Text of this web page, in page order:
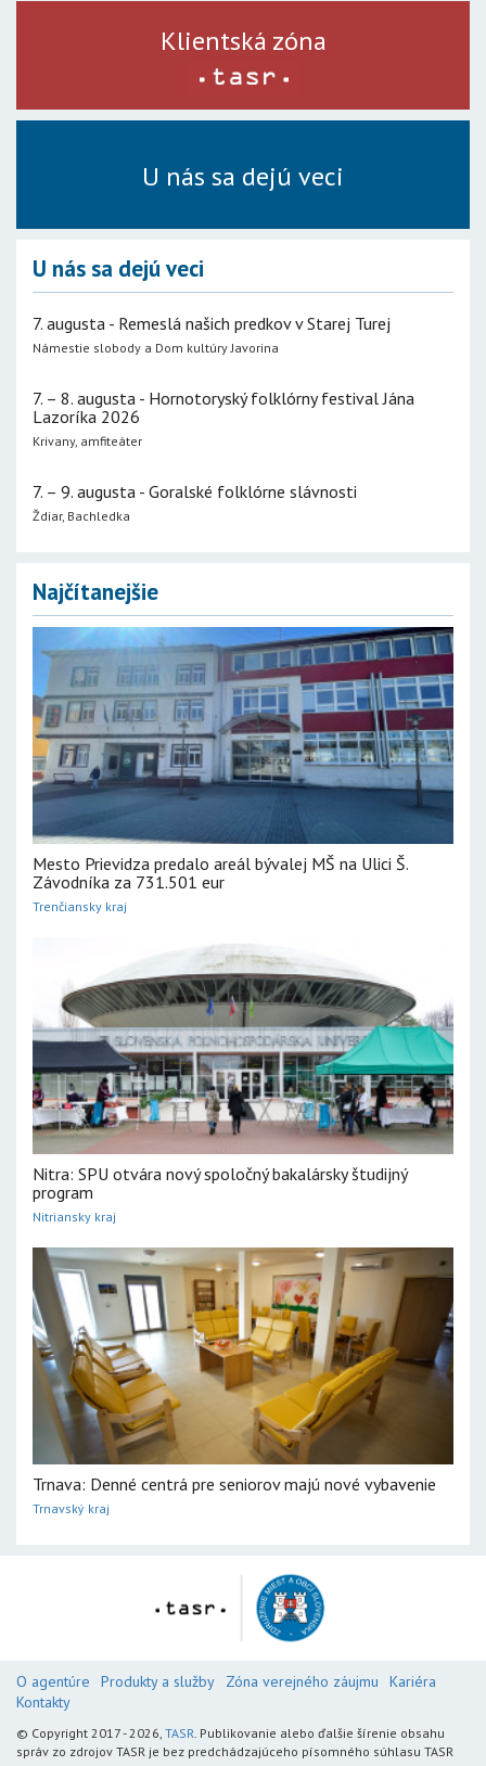
Klientská zóna
U nás sa dejú veci
U nás sa dejú veci
7. augusta - Remeslá našich predkov v Starej Turej
Námestie slobody a Dom kultúry Javorina
7. – 8. augusta - Hornotoryský folklórny festival Jána
Lazoríka 2026
Krivany, amfiteáter
7. – 9. augusta - Goralské folklórne slávnosti
Ždiar, Bachledka
Najčítanejšie
Mesto Prievidza predalo areál bývalej MŠ na Ulici Š.
Závodníka za 731.501 eur
Trenčiansky kraj
Nitra: SPU otvára nový spoločný bakalársky študijný
program
Nitriansky kraj
Trnava: Denné centrá pre seniorov majú nové vybavenie
Trnavský kraj
O agentúre Produkty a služby Zóna verejného záujmu
Kariéra
Kontakty
© Copyright 2017 - 2026, TASR. Publikovanie alebo ďalšie šírenie obsahu
správ zo zdrojov TASR je bez predchádzajúceho písomného súhlasu TASR